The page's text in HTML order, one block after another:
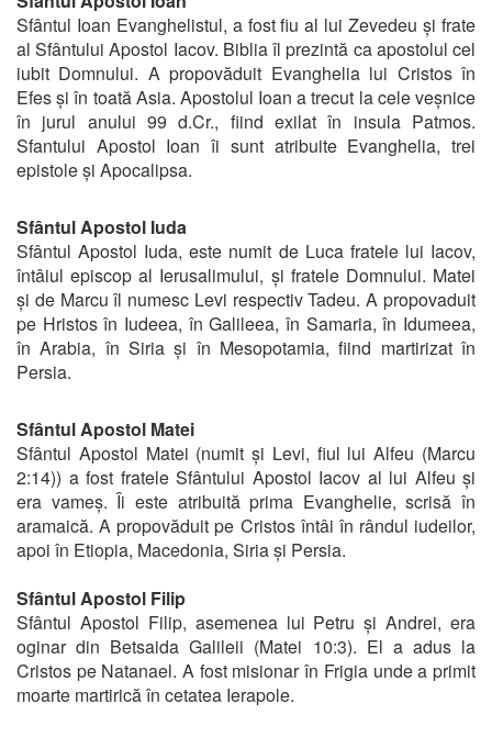
Sfântul Ioan Evanghelistul, a fost fiu al lui Zevedeu și frate
al Sfântului Apostol Iacov. Biblia îl prezintă ca apostolul cel
iubit Domnului. A propovăduit Evanghelia lui Cristos în
Efes și în toată Asia. Apostolul Ioan a trecut la cele veșnice
în jurul anului 99 d.Cr., fiind exilat în insula Patmos.
Sfantului Apostol Ioan îi sunt atribuite Evanghelia, trei
epistole și Apocalipsa.
Sfântul Apostol Iuda
Sfântul Apostol Iuda, este numit de Luca fratele lui Iacov,
întâiul episcop al Ierusalimului, și fratele Domnului. Matei
și de Marcu îl numesc Levi respectiv Tadeu. A propovaduit
pe Hristos în Iudeea, în Galileea, în Samaria, în Idumeea,
în Arabia, în Siria și în Mesopotamia, fiind martirizat în
Persia.
Sfântul Apostol Matei
Sfântul Apostol Matei (numit și Levi, fiul lui Alfeu (Marcu
2:14)) a fost fratele Sfântului Apostol Iacov al lui Alfeu și
era vameș. Îi este atribuită prima Evanghelie, scrisă în
aramaică. A propovăduit pe Cristos întâi în rândul iudeilor,
apoi în Etiopia, Macedonia, Siria și Persia.
Sfântul Apostol Filip
Sfântul Apostol Filip, asemenea lui Petru și Andrei, era
oginar din Betsaida Galileii (Matei 10:3). El a adus la
Cristos pe Natanael. A fost misionar în Frigia unde a primit
moarte martirică în cetatea Ierapole.